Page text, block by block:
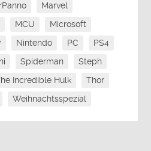
Marvel
MCU
Microsoft
Nintendo PC
PS4
Spiderman
Steph
Incredible Hulk
Thor
Weihnachtsspezial